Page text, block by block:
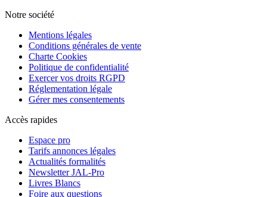
Notre société
Mentions légales
Conditions générales de vente
Charte Cookies
Politique de confidentialité
Exercer vos droits RGPD
Réglementation légale
Gérer mes consentements
Accès rapides
Espace pro
Tarifs annonces légales
Actualités formalités
Newsletter JAL-Pro
Livres Blancs
Foire aux questions